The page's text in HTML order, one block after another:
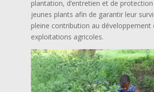
plantation, d’entretien et de
jeunes plants afin de garantir leur
pleine contribution au développement
exploitations agricoles.